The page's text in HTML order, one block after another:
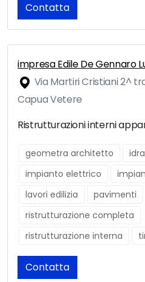
Contatta
impresa Edile De Gennaro
Via Martiri Cristiani 2^
Capua Vetere
Ristrutturazioni interni
geometra architetto
impianto elettrico
lavori edilizia
pavimenti
ristrutturazione completa
ristrutturazione interna
Contatta